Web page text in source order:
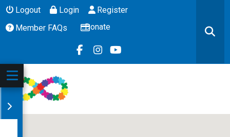
Logout Login
Register
Member FAQs
Donate